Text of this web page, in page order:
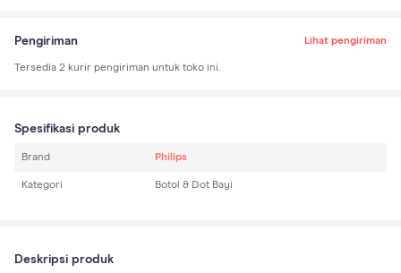
Pengiriman Lihat pengiriman
Tersedia 2 kurir pengiriman untuk toko ini.
Spesifikasi produk
Brand Philips
Kategori Botol & Dot Bayi
Deskripsi produk